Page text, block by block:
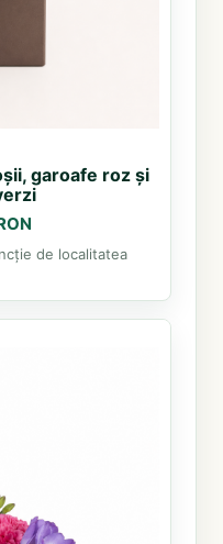
garoafe roz și
de localitatea